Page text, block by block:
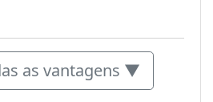
as vantagens ▼